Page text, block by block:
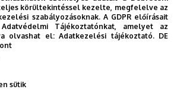
körültekintéssel kezelte, megfelelve az
szabályozásoknak. A GDPR előírásait
Tájékoztatónkat, amelyet az
olvashat el:Adatkezelési tájékoztató. DE
sütik